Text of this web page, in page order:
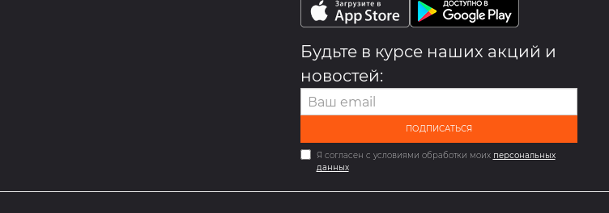
Будьте в курсе наших акций и
новостей:
ПОДПИСАТЬСЯ
Я согласен с условиями обработки моих персональных
данных